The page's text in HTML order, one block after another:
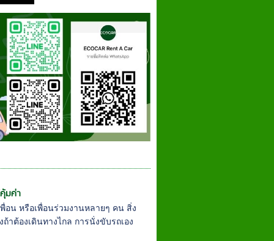
มค่า
อน หรือเพื่อนร่วมงานหลายๆ คน สิ่ง
ต้องเดินทางไกล การนั่งขับรถเอง